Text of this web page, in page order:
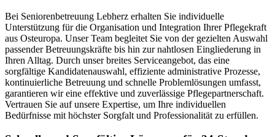
Bei Seniorenbetreuung Lebherz erhalten Sie individuelle
Unterstützung für die Organisation und Integration Ihrer Pflegekraft
aus Osteuropa. Unser Team begleitet Sie von der gezielten Auswahl
passender Betreuungskräfte bis hin zur nahtlosen Eingliederung in
Ihren Alltag. Durch unser breites Serviceangebot, das eine
sorgfältige Kandidatenauswahl, effiziente administrative Prozesse,
kontinuierliche Betreuung und schnelle Problemlösungen umfasst,
garantieren wir eine effektive und zuverlässige Pflegepartnerschaft.
Vertrauen Sie auf unsere Expertise, um Ihre individuellen
Bedürfnisse mit höchster Sorgfalt und Professionalität zu erfüllen.